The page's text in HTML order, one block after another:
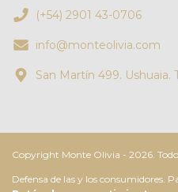
(+54) 2901 43-0706
info@monteolivia.com
San Martín 499. Ushuaia.
Copyright Monte Olivia - 2026.
Defensa de las y los consumidores.